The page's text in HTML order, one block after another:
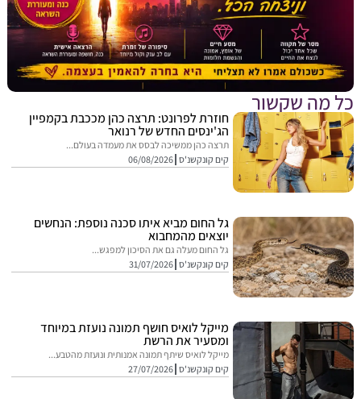
שקשור
חוזרת לפרונט: תרצה כהן מככבת בקמפיין
הג'ינסים החדש של רנואר
תרצה כהן ממשיכה לבסס את מעמדה בעולם...
קים קונקשנ'ס 06/08/2026
גל החום מביא איתו סכנה נוספת: הנחשים
יוצאים מהמחבוא
גל החום מעלה גם את הסיכון למפגש...
קים קונקשנ'ס 31/07/2026
מייקל לואיס חושף תמונה נועזת במיוחד
ומסעיר את הרשת
מייקל לואיס שיתף תמונה אמנותית ונועזת מהטבע...
קים קונקשנ'ס 27/07/2026